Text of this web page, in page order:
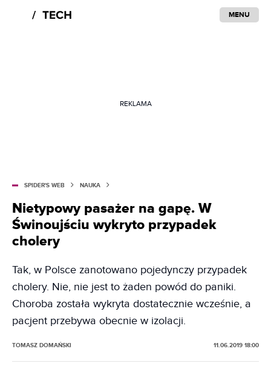
MENU
REKLAMA
SPIDER'S WEB NAUKA
Nietypowy pasażer na gapę. W
Świnoujściu wykryto przypadek
cholery
Tak, w Polsce zanotowano pojedynczy przypadek
cholery. Nie, nie jest to żaden powód do paniki.
Choroba została wykryta dostatecznie wcześnie, a
pacjent przebywa obecnie w izolacji.
TOMASZ DOMAŃSKI 11.06.2019 18:00